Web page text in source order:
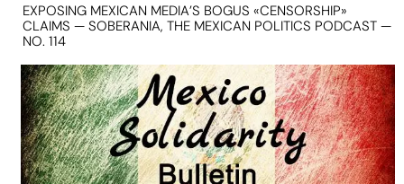
EXPOSING MEXICAN MEDIA’S BOGUS «CENSORSHIP»
CLAIMS — SOBERANIA, THE MEXICAN POLITICS PODCAST —
NO. 114